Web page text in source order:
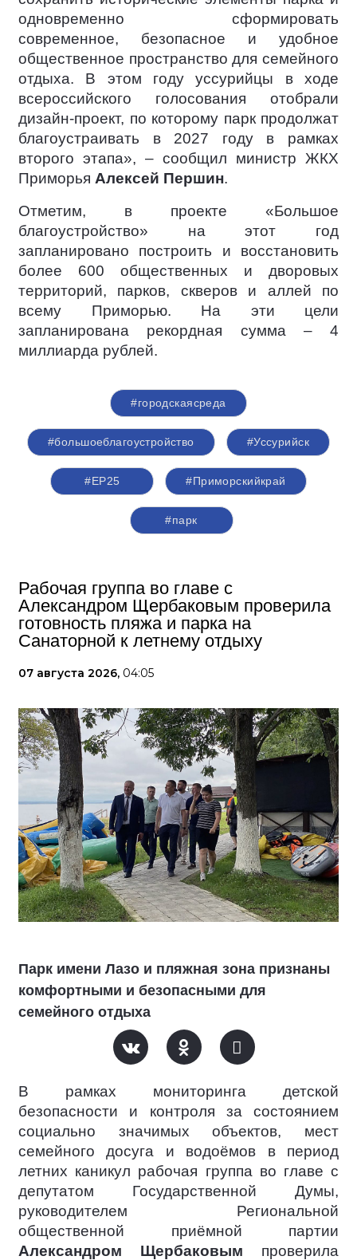
одновременно сформировать
современное, безопасное и удобное
общественное пространство для семейного
отдыха. В этом году уссурийцы в ходе
всероссийского голосования отобрали
дизайн-проект, по которому парк продолжат
благоустраивать в 2027 году в рамках
второго этапа», – сообщил министр ЖКХ
Приморья Алексей Першин.
Отметим, в проекте «Большое
благоустройство» на этот год
запланировано построить и восстановить
более 600 общественных и дворовых
территорий, парков, скверов и аллей по
всему Приморью. На эти цели
запланирована рекордная сумма – 4
миллиарда рублей.
#городскаясреда
#большоеблагоустройство #Уссурийск
#ЕР25 #Приморскийкрай
#парк
Рабочая группа во главе с
Александром Щербаковым проверила
готовность пляжа и парка на
Санаторной к летнему отдыху
07 августа 2026, 04:05
Парк имени Лазо и пляжная зона признаны
комфортными и безопасными для
семейного отдыха
В рамках мониторинга детской
безопасности и контроля за состоянием
социально значимых объектов, мест
семейного досуга и водоёмов в период
летних каникул рабочая группа во главе с
депутатом Государственной Думы,
руководителем Региональной
общественной приёмной партии
Александром Щербаковым проверила